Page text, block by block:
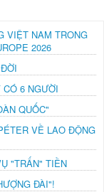
VIỆT NAM TRONG
2026
CÓ 6 NGƯỜI
QUỐC"
VỀ LAO ĐỘNG
"TRẤN" TIỀN
ĐÀI"!